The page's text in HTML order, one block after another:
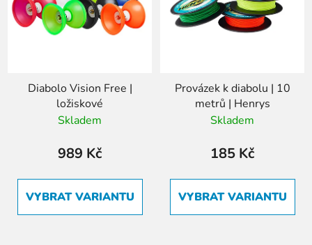
Diabolo Vision Free |
ložiskové
Skladem
989 Kč
VYBRAT VARIANTU
Provázek k diabolu | 10
metrů | Henrys
Skladem
185 Kč
VYBRAT VARIANTU